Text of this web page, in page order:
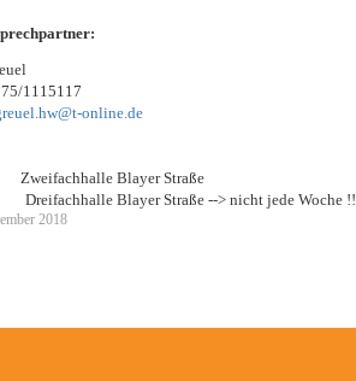
online.de
Blayer Straße
Blayer Straße --> nicht jede Woche !!
2018